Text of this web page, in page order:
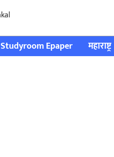
Studyroom Epaper महाराष्ट्र